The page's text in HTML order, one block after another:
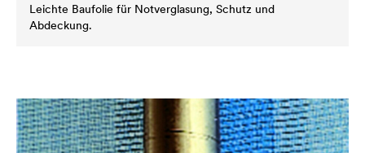
Leichte Baufolie für Notverglasung, Schutz und
Abdeckung.